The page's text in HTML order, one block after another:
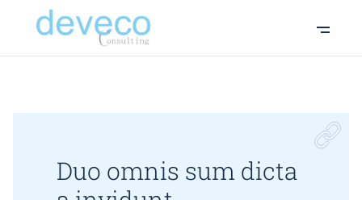
Duo omnis sum dicta